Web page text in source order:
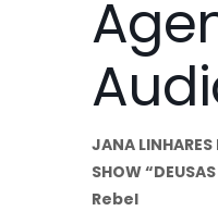
JANA LINHARES
SHOW
Rebel